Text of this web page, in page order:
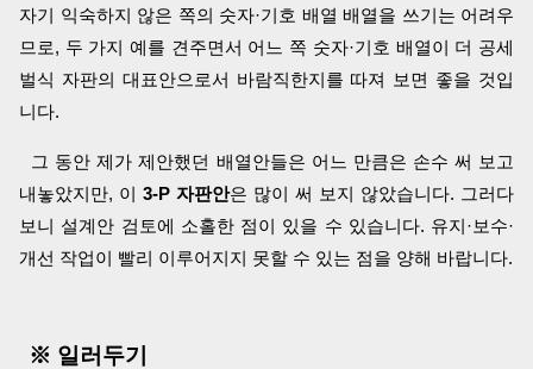
자기 익숙하지 않은 쪽의 숫자·기호 배열 배열을 쓰기는 어려우
므로, 두 가지 예를 견주면서 어느 쪽 숫자·기호 배열이 더 공세
벌식 자판의 대표안으로서 바람직한지를 따져 보면 좋을 것입
니다.
그 동안 제가 제안했던 배열안들은 어느 만큼은 손수 써 보고
내놓았지만, 이 3-P 자판안은 많이 써 보지 않았습니다. 그러다
보니 설계안 검토에 소홀한 점이 있을 수 있습니다. 유지·보수·
개선 작업이 빨리 이루어지지 못할 수 있는 점을 양해 바랍니다.
※ 일러두기